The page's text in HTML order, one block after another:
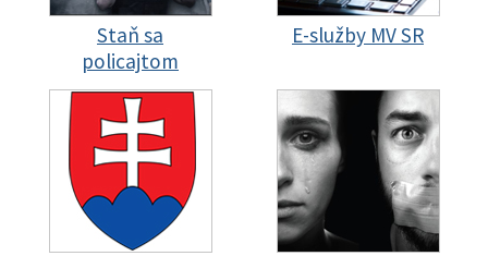
Staň sa
policajtom
E-služby MV SR